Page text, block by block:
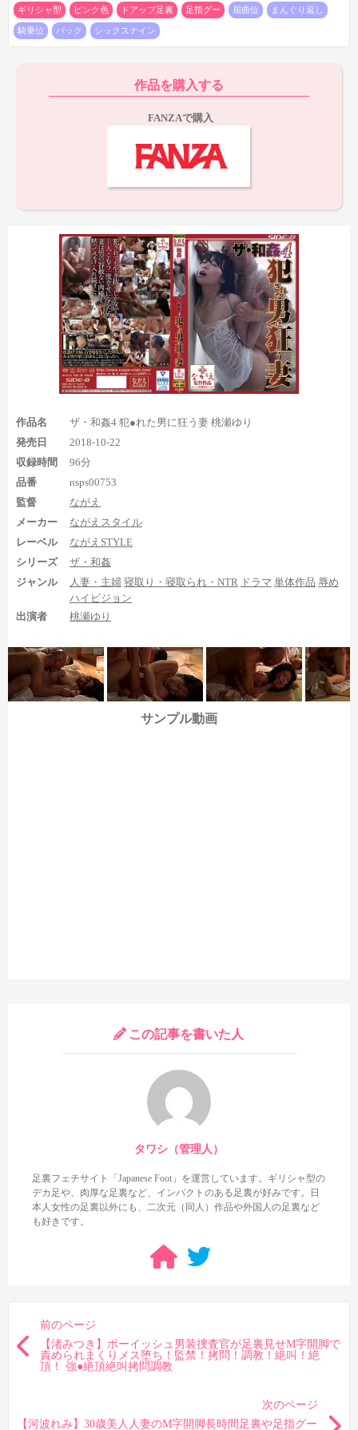
ルで左足のやや近めの足裏が10秒ちょっと登場。画面からやや見
切れがちですが、こういうシーンで足裏を映してくれるところに
ながえスタイルらしさを感じますね。
その後もセックスシーンの足裏が続き、1:16:26からバックで左
足の近めの足裏が30秒くらい登場。足指はギリギリ見切れていま
すが、足指グーなのが分かるのが特徴です。今回の作品の足裏の
そして最後に1:20:00で騎乗位の両足の足裏が15秒くらい登場。
両足のかかとから土踏まず部分が見えている程度なので、見応え
は微妙です。
といった感じで、犯される人妻として登場する桃瀬ゆりの足裏
をいくつか見られる作品でした。足裏シーンは少ないですが、な
がえスタイルらしい足裏を見られるのがポイントなので、背徳感
のあるシチュの足裏が好きなら響くものがあるかもしれません
ギリシャ型 ピンク色 ドアップ足裏 足指グー 屈曲位 まんぐり返し
騎乗位 バック シックスナイン
作品を購入する
FANZAで購入
作品名
ザ・和姦4 犯●れた男に狂う妻 桃瀬ゆり
発売日
2018-10-22
収録時間
96分
品番
nsps00753
監督
ながえ
メーカー
ながえスタイル
レーベル
ながえSTYLE
シリーズ
ザ・和姦
ジャンル
人妻・主婦 寝取り・寝取られ・NTR ドラマ 単体作品 辱め
ハイビジョン
出演者
桃瀬ゆり
サンプル動画
この記事を書いた人
タワシ（管理人）
足裏フェチサイト「Japanese Foot」を運営しています。ギリシャ型の
デカ足や、肉厚な足裏など、インパクトのある足裏が好みです。日
本人女性の足裏以外にも、二次元（同人）作品や外国人の足裏など
も好きです。
前のページ
【渚みつき】ボーイッシュ男装捜査官が足裏見せM字開脚で
責められまくりメス堕ち！監禁！拷問！調教！絶叫！絶
頂！ 強●絶頂絶叫拷問調教
次のページ
【河波れみ】30歳美人人妻のM字開脚長時間足裏や足指グー